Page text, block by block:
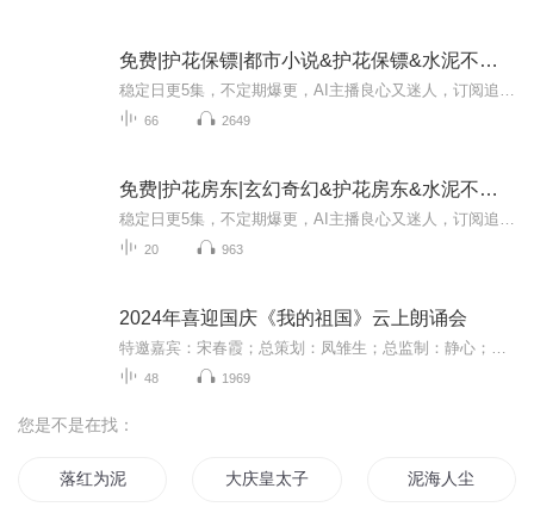
免费|护花保镖|都市小说&护花保镖&水泥不是泥
66 2649
免费|护花房东|玄幻奇幻&护花房东&水泥不是泥
20 963
2024年喜迎国庆《我的祖国》云上朗诵会
48 1969
您是不是在找：
落红为泥 大庆皇太子 泥海人尘